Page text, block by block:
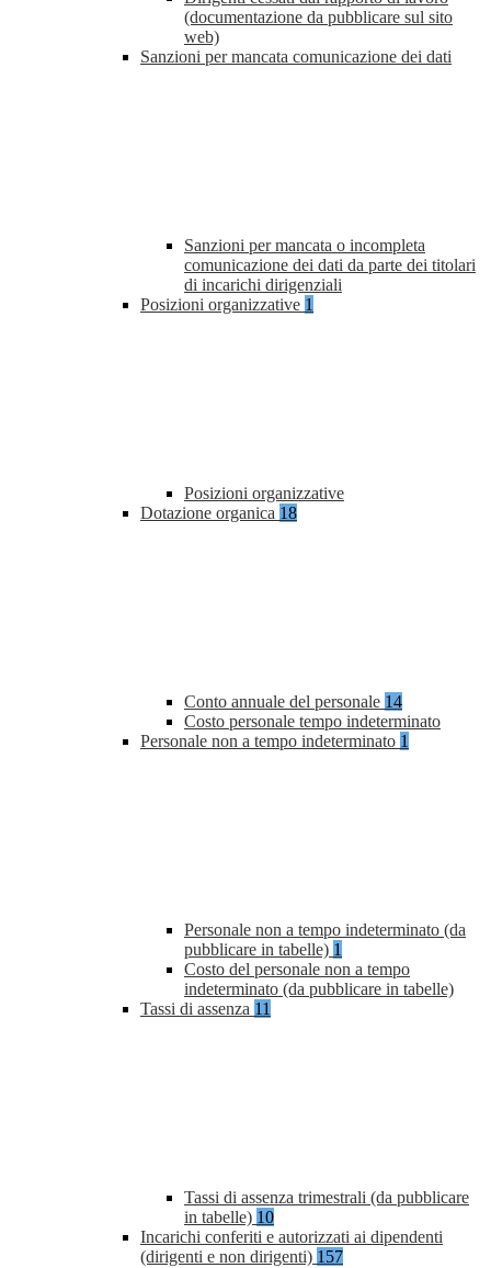
(documentazione da pubblicare sul sito
web)
Sanzioni per mancata comunicazione dei dati
Sanzioni per mancata o incompleta
comunicazione dei dati da parte dei titolari
di incarichi dirigenziali
Posizioni organizzative 1
Posizioni organizzative
Dotazione organica 18
Conto annuale del personale 14
Costo personale tempo indeterminato
Personale non a tempo indeterminato 1
Personale non a tempo indeterminato (da
pubblicare in tabelle) 1
Costo del personale non a tempo
indeterminato (da pubblicare in tabelle)
Tassi di assenza 11
Tassi di assenza trimestrali (da pubblicare
in tabelle) 10
Incarichi conferiti e autorizzati ai dipendenti
(dirigenti e non dirigenti) 157